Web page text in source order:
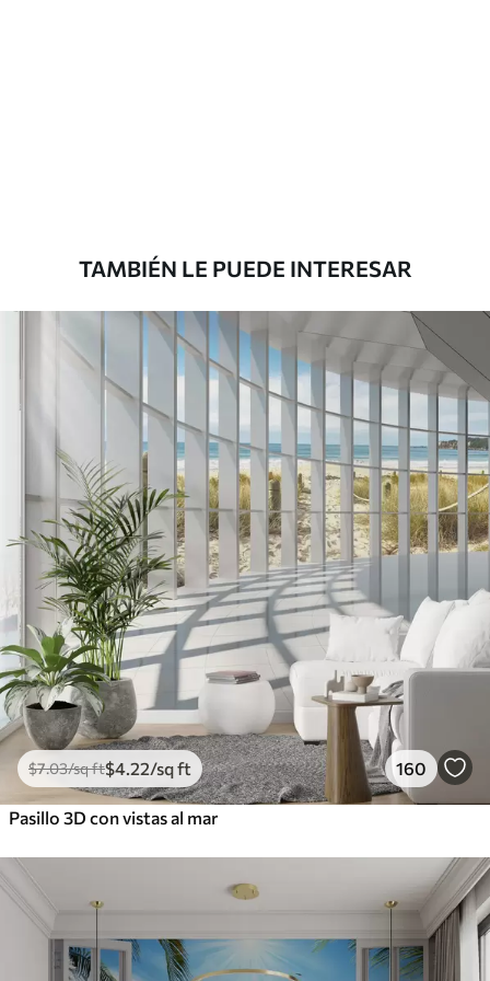
Peel and Stick
12.77$7.66/sq ft
TAMBIÉN LE PUEDE INTERESAR
$7.03/sq ft$4 .22/sq ft 160
Pasillo 3D con vistas al mar